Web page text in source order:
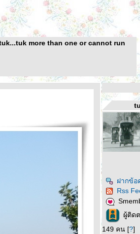
more than one or cannot run
ฝากข้อ
Rss
ผู้ติด
149 คน [?]